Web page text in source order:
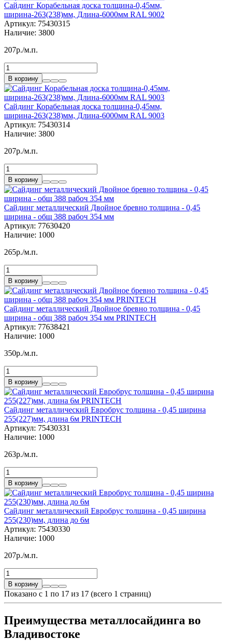
Сайдинг Корабельная доска толщина-0,45мм,
ширина-263(238)мм, Длина-6000мм RAL 9002
Артикул: 75430315
Наличие: 3800
207р./м.п.
В корзину
Сайдинг Корабельная доска толщина-0,45мм,
ширина-263(238)мм, Длина-6000мм RAL 9003
Артикул: 75430314
Наличие: 3800
207р./м.п.
В корзину
Сайдинг металлический Двойное бревно толщина - 0,45
ширина - общ 388 рабоч 354 мм
Артикул: 77630420
Наличие: 1000
265р./м.п.
В корзину
Сайдинг металлический Двойное бревно толщина - 0,45
ширина - общ 388 рабоч 354 мм PRINTECH
Артикул: 77638421
Наличие: 1000
350р./м.п.
В корзину
Сайдинг металлический Евробрус толщина - 0,45 ширина
255(227)мм, длина 6м PRINTECH
Артикул: 75430331
Наличие: 1000
263р./м.п.
В корзину
Сайдинг металлический Евробрус толщина - 0,45 ширина
255(230)мм, длина до 6м
Артикул: 75430330
Наличие: 1000
207р./м.п.
В корзину
Показано с 1 по 17 из 17 (всего 1 страниц)
Преимущества металлосайдинга во
Владивостоке